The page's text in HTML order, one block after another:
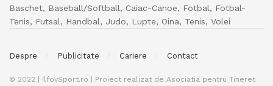
Baschet, Baseball/Softball, Caiac-Canoe, Fotbal, Fotbal-
Tenis, Futsal, Handbal, Judo, Lupte, Oina, Tenis, Volei
Despre Publicitate Cariere Contact
© 2022 | IlfovSport.ro | Proiect realizat de Asociatia pentru Tineret